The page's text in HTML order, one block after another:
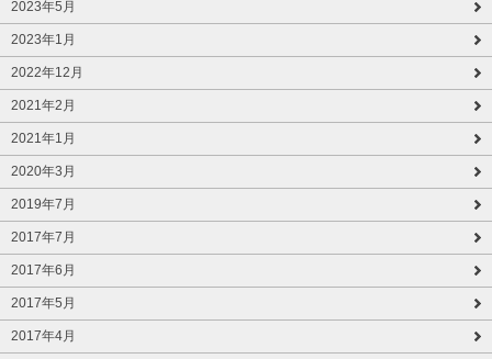
2023年5月
2023年1月
2022年12月
2021年2月
2021年1月
2020年3月
2019年7月
2017年7月
2017年6月
2017年5月
2017年4月